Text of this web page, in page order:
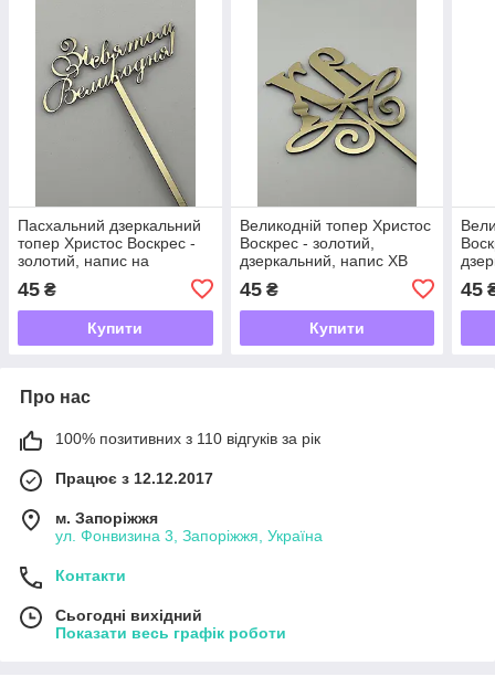
Пасхальний дзеркальний
топер Христос Воскрес -
золотий, напис на
Великодня
45 ₴
Купити
Великодній топер Христос
Воскрес - золотий,
дзеркальний, напис ХВ
45₴
Купити
45
Про нас
100% позитивних з 110 відгуків за рік
Працює з 12.12.2017
м. Запоріжжя
ул. Фонвизина 3, Запоріжжя, Україна
Контакти
Сьогодні вихідний
Показати весь графік роботи